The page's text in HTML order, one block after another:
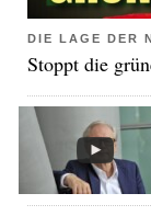
DIE LAGE DER
Stoppt die